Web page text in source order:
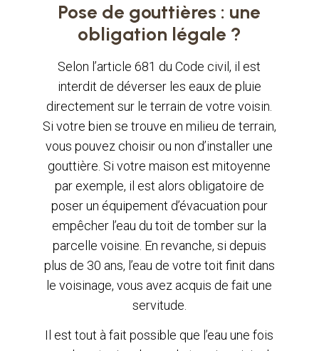
Pose de gouttières : une
obligation légale ?
Selon l’article 681 du Code civil, il est
interdit de déverser les eaux de pluie
directement sur le terrain de votre voisin.
Si votre bien se trouve en milieu de terrain,
vous pouvez choisir ou non d’installer une
gouttière. Si votre maison est mitoyenne
par exemple, il est alors obligatoire de
poser un équipement d’évacuation pour
empêcher l’eau du toit de tomber sur la
parcelle voisine. En revanche, si depuis
plus de 30 ans, l’eau de votre toit finit dans
le voisinage, vous avez acquis de fait une
servitude.
Il est tout à fait possible que l’eau une fois